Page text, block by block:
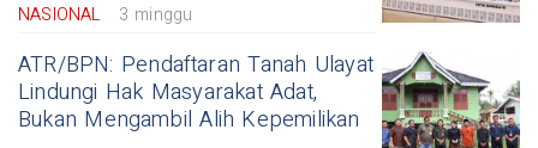
NASIONAL 3 minggu
ATR/BPN: Pendaftaran Tanah Ulayat
Lindungi Hak Masyarakat Adat,
Bukan Mengambil Alih Kepemilikan